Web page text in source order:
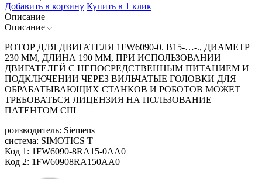
Добавить в корзину Купить в 1 клик
Описание
Описание
РОТОР ДЛЯ ДВИГАТЕЛЯ 1FW6090-0. B15-…-., ДИАМЕТР
230 ММ, ДЛИНА 190 ММ, ПРИ ИСПОЛЬЗОВАНИИ
ДВИГАТЕЛЕЙ С НЕПОСРЕДСТВЕННЫМ ПИТАНИЕМ И
ПОДКЛЮЧЕНИИ ЧЕРЕЗ ВИЛЬЧАТЫЕ ГОЛОВКИ ДЛЯ
ОБРАБАТЫВАЮЩИХ СТАНКОВ И РОБОТОВ МОЖЕТ
ТРЕБОВАТЬСЯ ЛИЦЕНЗИЯ НА ПОЛЬЗОВАНИЕ
ПАТЕНТОМ СШ
роизводитель: Siemens
система: SIMOTICS T
Код 1: 1FW6090-8RA15-0AA0
Код 2: 1FW60908RA150AA0